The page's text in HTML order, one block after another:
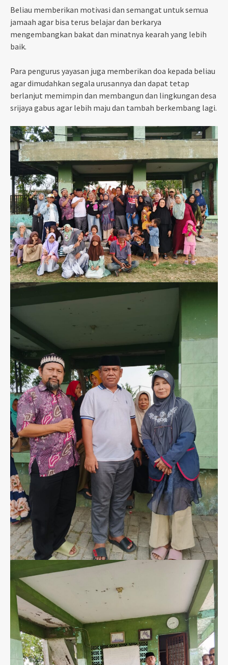
Beliau memberikan motivasi dan semangat untuk semua
jamaah agar bisa terus belajar dan berkarya
mengembangkan bakat dan minatnya kearah yang lebih
baik.
Para pengurus yayasan juga memberikan doa kepada beliau
agar dimudahkan segala urusannya dan dapat tetap
berlanjut memimpin dan membangun dan lingkungan desa
srijaya gabus agar lebih maju dan tambah berkembang lagi.